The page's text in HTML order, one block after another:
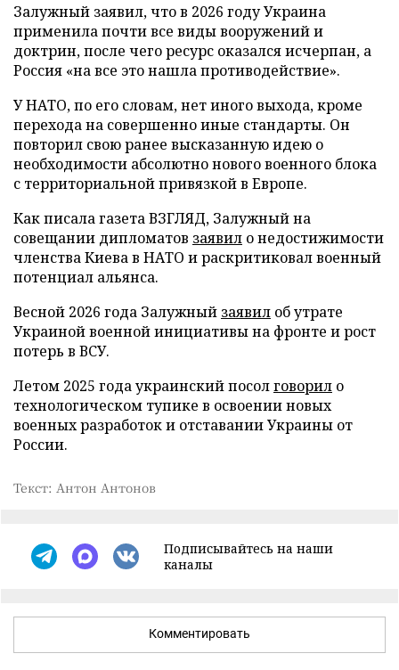
Залужный заявил, что в 2026 году Украина
применила почти все виды вооружений и
доктрин, после чего ресурс оказался исчерпан, а
Россия «на все это нашла противодействие».
У НАТО, по его словам, нет иного выхода, кроме
перехода на совершенно иные стандарты. Он
повторил свою ранее высказанную идею о
необходимости абсолютно нового военного блока
с территориальной привязкой в Европе.
Как писала газета ВЗГЛЯД, Залужный на
совещании дипломатов заявил о недостижимости
членства Киева в НАТО и раскритиковал военный
потенциал альянса.
Весной 2026 года Залужный заявил об утрате
Украиной военной инициативы на фронте и рост
потерь в ВСУ.
Летом 2025 года украинский посолговорил о
технологическом тупике в освоении новых
военных разработок и отставании Украины от
России.
Текст: Антон Антонов
Подписывайтесь на наши
каналы
Комментировать